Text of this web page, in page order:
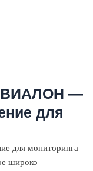
ВИАЛОН —
для
для мониторинга
широко